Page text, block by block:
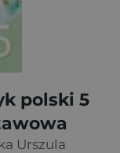
polski 5
Urszula